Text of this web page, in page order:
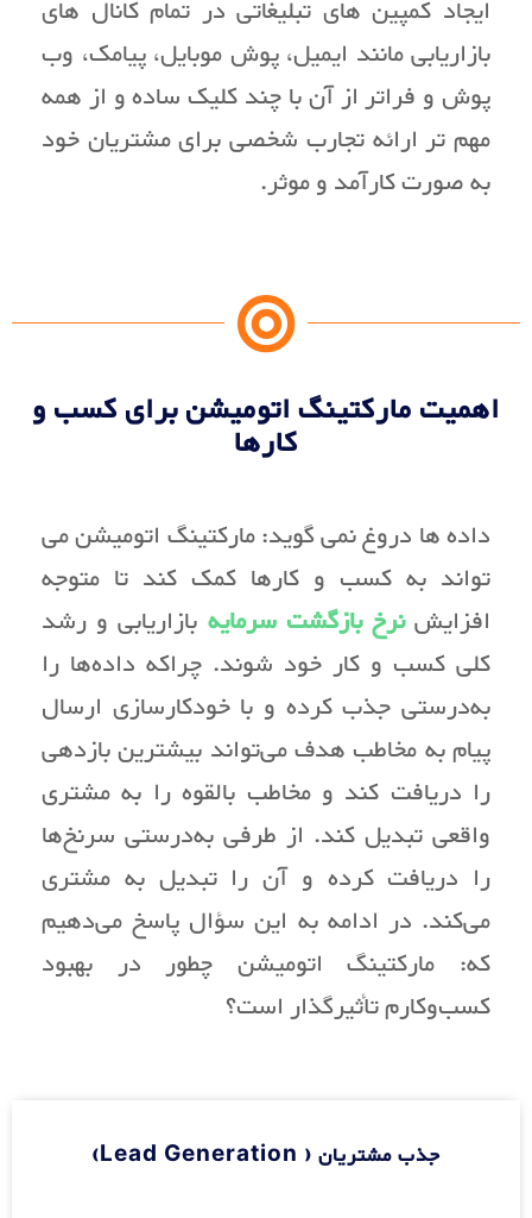
ایجاد کمپین های تبلیغاتی در تمام کانال های
بازاریابی مانند ایمیل، پوش موبایل، پیامک، وب
پوش و فراتر از آن با چند کلیک ساده و از همه
مهم تر ارائه تجارب شخصی برای مشتریان خود
به صورت کارآمد و موثر.
اهمیت مارکتینگ اتومیشن برای کسب و
کارها
داده ها دروغ نمی گوید: مارکتینگ اتومیشن می
تواند به کسب و کارها کمک کند تا متوجه
افزایشنرخ بازگشت سرمایه بازاریابی و رشد
کلی کسب و کار خود شوند. چراکه داده‌ها را
به‌درستی جذب کرده و با خودکارسازی ارسال
پیام به مخاطب هدف می‌تواند بیشترین بازدهی
را دریافت کند و مخاطب بالقوه را به مشتری
واقعی تبدیل کند. از طرفی به‌درستی سرنخ‌ها
را دریافت کرده و آن را تبدیل به مشتری
می‌کند. در ادامه به این سؤال پاسخ می‌دهیم
که: مارکتینگ اتومیشن چطور در بهبود
کسب‌وکارم تأثیرگذار است؟
جذب مشتریان ( Lead Generation)